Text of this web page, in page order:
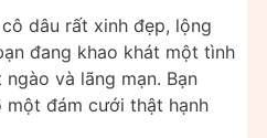
dâu rất xinh đẹp, lộng
đang khao khát một tình
và lãng mạn. Bạn
một đám cưới thật hạnh